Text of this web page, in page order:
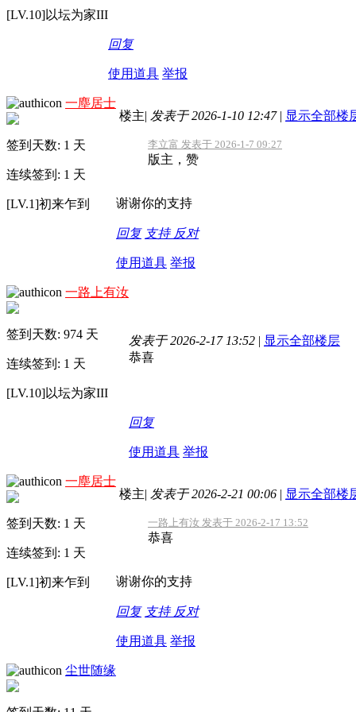
[LV.10]以坛为家III
回复
使用道具 举报
一塵居士
签到天数: 1 天
连续签到: 1 天
[LV.1]初来乍到
楼主| 发表于 2026-1-10 12:47 | 显示全部楼
李立富 发表于 2026-1-7 09:27
版主，赞
谢谢你的支持
回复 支持 反对
使用道具 举报
一路上有汝
签到天数: 974 天
连续签到: 1 天
[LV.10]以坛为家III
发表于 2026-2-17 13:52 | 显示全部楼层
恭喜
回复
使用道具 举报
一塵居士
签到天数: 1 天
连续签到: 1 天
[LV.1]初来乍到
楼主| 发表于 2026-2-21 00:06 | 显示全部楼
一路上有汝 发表于 2026-2-17 13:52
恭喜
谢谢你的支持
回复 支持 反对
使用道具 举报
尘世随缘